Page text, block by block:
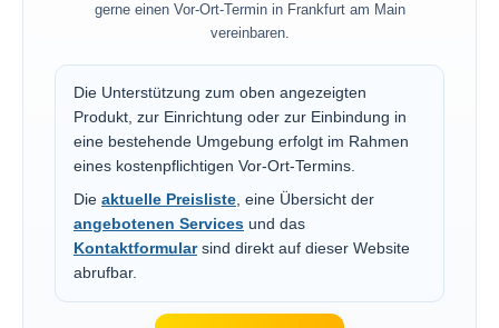
gerne einen Vor-Ort-Termin in Frankfurt am Main
vereinbaren.
Die Unterstützung zum oben angezeigten
Produkt, zur Einrichtung oder zur Einbindung in
eine bestehende Umgebung erfolgt im Rahmen
eines kostenpflichtigen Vor-Ort-Termins.
Die aktuelle Preisliste, eine Übersicht der
angebotenen Services und das
Kontaktformularsind direkt auf dieser Website
abrufbar.